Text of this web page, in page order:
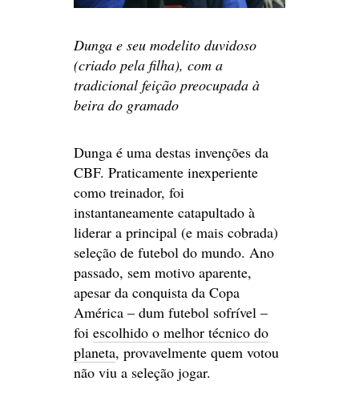
Dunga e seu modelito duvidoso
(criado pela filha), com a
tradicional feição preocupada à
beira do gramado
Dunga é uma destas invenções da
CBF. Praticamente inexperiente
como treinador, foi
instantaneamente catapultado à
liderar a principal (e mais cobrada)
seleção de futebol do mundo. Ano
passado, sem motivo aparente,
apesar da conquista da Copa
América – dum futebol sofrível –
foi escolhido o melhor técnico do
planeta, provavelmente quem votou
não viu a seleção jogar.